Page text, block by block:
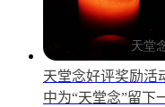
天堂念好评奖励活
中为“天堂念”留下